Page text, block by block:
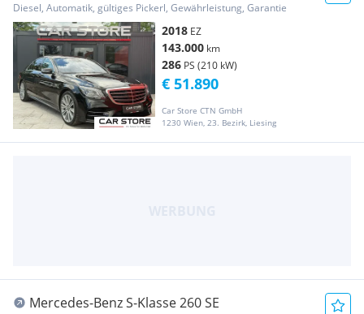
350d|L4Matic|Pano|360°|Nachtsicht|Distronic|V...
Diesel, Automatik, gültiges Pickerl, Gewährleistung, Garantie
2018 EZ
143.000 km
286 PS (210 kW)
Car Store CTN GmbH
1230 Wien, 23. Bezirk, Liesing
€ 51.890
Mercedes-Benz S-Klasse 260 SE